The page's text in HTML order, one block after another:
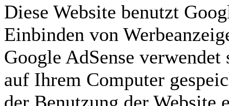
Diese Website benutzt
Einbinden von
Google AdSense
auf Ihrem Computer